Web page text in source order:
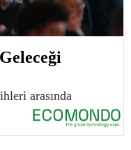
arasında